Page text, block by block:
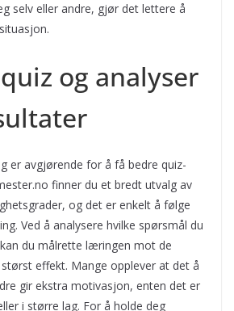
selv eller andre, gjør det lettere å
og analyser
er avgjørende for å få bedre quiz-
finner du et bredt utvalg av
og det er enkelt å følge
Ved å analysere hvilke spørsmål du
du målrette læringen mot de
effekt. Mange opplever at det å
gir ekstra motivasjon, enten det er
i større lag. For å holde deg